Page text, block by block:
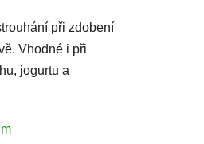
při zdobení
Vhodné i při
jogurtu a